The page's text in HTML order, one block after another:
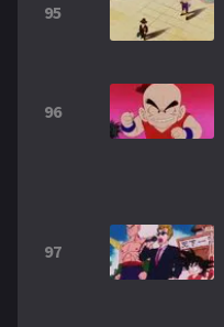
95
96
97